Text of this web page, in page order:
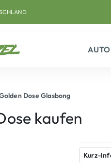
Dose Glasbong
kaufen
Kurz-